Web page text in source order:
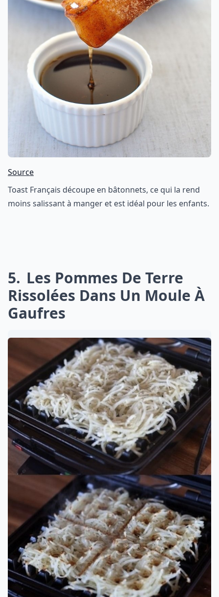
Source
Toast Français découpe en bâtonnets, ce qui la rend
moins salissant à manger et est idéal pour les enfants.
5 Les Pommes De Terre
Rissolées Dans Un Moule À
Gaufres